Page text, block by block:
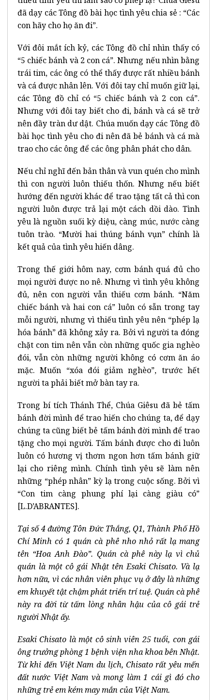
đã dạy các Tông đồ bài học tình yêu chia sẻ : “Các
con hãy cho họ ăn đi”.
Với đôi mắt ích kỷ, các Tông đồ chỉ nhìn thấy có
“5 chiếc bánh và 2 con cá”. Nhưng nếu nhìn bằng
trái tim, các ông có thể thấy được rất nhiều bánh
và cá được nhân lên. Với đôi tay chỉ muốn giữ lại,
các Tông đồ chỉ có “5 chiếc bánh và 2 con cá”.
Nhưng với đôi tay biết cho đi, bánh và cá sẽ trở
nên đầy tràn dư dật. Chúa muốn dạy các Tông đồ
bài học tình yêu cho đi nên đã bẻ bánh và cá mà
trao cho các ông để các ông phân phát cho dân.
Nếu chỉ nghĩ đến bản thân và vun quén cho mình
thì con người luôn thiếu thốn. Nhưng nếu biết
hướng đến người khác để trao tặng tất cả thì con
người luôn được trả lại một cách dồi dào. Tình
yêu là nguồn suối kỳ diệu, càng múc, nước càng
tuôn trào. “Mười hai thúng bánh vụn” chính là
kết quả của tình yêu hiến dâng.
Trong thế giới hôm nay, cơm bánh quá đủ cho
mọi người được no nê. Nhưng vì tình yêu không
đủ, nên con người vẫn thiếu cơm bánh. “Năm
chiếc bánh và hai con cá” luôn có sẵn trong tay
mỗi người, nhưng vì thiếu tình yêu nên “phép lạ
hóa bánh” đã không xảy ra. Bởi vì người ta đóng
chặt con tim nên vẫn còn những quốc gia nghèo
đói, vẫn còn những người không có cơm ăn áo
mặc. Muốn “xóa đói giảm nghèo”, trước hết
người ta phải biết mở bàn tay ra.
Trong bí tích Thánh Thể, Chúa Giêsu đã bẻ tấm
bánh đời mình để trao hiến cho chúng ta, để dạy
chúng ta cũng biết bẻ tấm bánh đời mình để trao
tặng cho mọi người. Tấm bánh được cho đi luôn
luôn có hương vị thơm ngon hơn tấm bánh giữ
lại cho riêng mình. Chính tình yêu sẽ làm nên
những “phép nhân” kỳ lạ trong cuộc sống. Bởi vì
“Con tim càng phung phí lại càng giàu có”
[L.D’ABRANTES].
Tại số 4 đường Tôn Đức Thắng, Q1, Thành Phố Hồ
Chí Minh có 1 quán cà phê nho nhỏ rất lạ mang
tên “Hoa Anh Đào”. Quán cà phê này lạ vì chủ
quán là một cô gái Nhật tên Esaki Chisato. Và lạ
hơn nữa, vì các nhân viên phục vụ ở đây là những
em khuyết tật chậm phát triển trí tuệ. Quán cà phê
này ra đời từ tấm lòng nhân hậu của cô gái trẻ
người Nhật ấy.
Esaki Chisato là một cô sinh viên 25 tuổi, con gái
ông trưởng phòng 1 bệnh viện nha khoa bên Nhật.
Từ khi đến Việt Nam du lịch, Chisato rất yêu mến
đất nước Việt Nam và mong làm 1 cái gì đó cho
những trẻ em kém may mắn của Việt Nam.